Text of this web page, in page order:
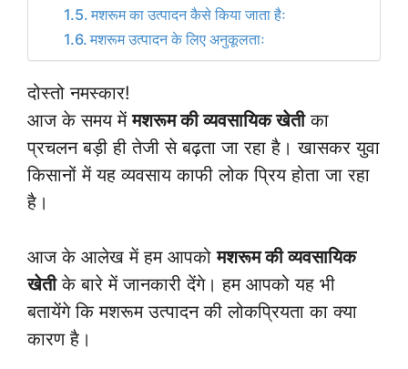
मशरूम का उत्पादन कैसे किया जाता हैः
मशरूम उत्पादन के लिए अनुकूलताः
दोस्तो नमस्कार!
आज के समय मेंमशरूम की व्यवसायिक खेतीका
प्रचलन बड़ी ही तेजी से बढ़ता जा रहा है। खासकर युवा
किसानों में यह व्यवसाय काफी लोक प्रिय होता जा रहा
है।
आज के आलेख में हम आपकोमशरूम की व्यवसायिक
खेतीके बारे में जानकारी देंगे। हम आपको यह भी
बतायेंगे कि मशरूम उत्पादन की लोकप्रियता का क्या
कारण है।